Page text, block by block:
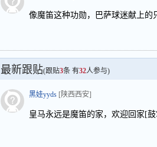
像魔笛这种功勋，巴萨球迷献上的
最新跟贴(跟贴3条 有32人参与)
黑娃yyds [陕西西安]
皇马永远是魔笛的家，欢迎回家[